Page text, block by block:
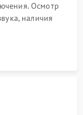
Осмотр
наличия
тестовых
поломки.